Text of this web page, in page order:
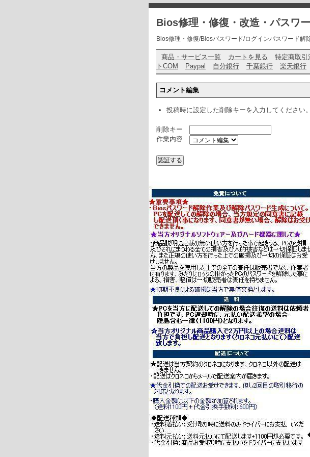
Bios修理・修復・改造・パスワ
Bios修理・修復/Biosパスワード/ログインパスワード
商品・サービス一覧 カートを見る 特定商取引
トCOM
Paypal 自分銀行 千葉銀行 楽天銀行
コメント編集
投稿時に設定した削除キーを入力してください。
削除キー
作業内容